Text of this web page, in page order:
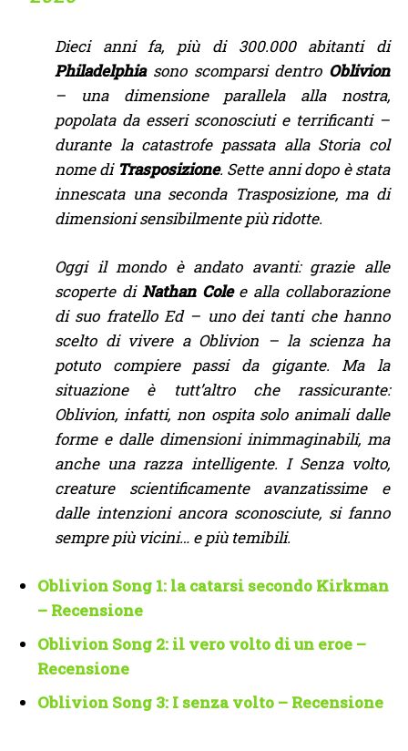
Dieci anni fa, più di 300.000 abitanti di
Philadelphiasono scomparsi dentro Oblivion
– una dimensione parallela alla nostra,
popolata da esseri sconosciuti e terrificanti –
durante la catastrofe passata alla Storia col
nome di Trasposizione. Sette anni dopo è stata
innescata una seconda Trasposizione, ma di
dimensioni sensibilmente più ridotte.
Oggi il mondo è andato avanti: grazie alle
scoperte di Nathan Colee alla collaborazione
di suo fratello Ed – uno dei tanti che hanno
scelto di vivere a Oblivion – la scienza ha
potuto compiere passi da gigante. Ma la
situazione è tutt’altro che rassicurante:
Oblivion, infatti, non ospita solo animali dalle
forme e dalle dimensioni inimmaginabili, ma
anche una razza intelligente. I Senza volto,
creature scientificamente avanzatissime e
dalle intenzioni ancora sconosciute, si fanno
sempre più vicini… e più temibili.
Oblivion Song 1: la catarsi secondo Kirkman
– Recensione
Oblivion Song 2: il vero volto di un eroe –
Recensione
Oblivion Song 3: I senza volto – Recensione